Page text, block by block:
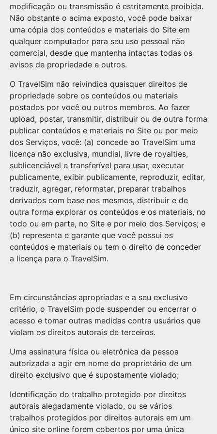
modificação ou transmissão é estritamente proibida.
Não obstante o acima exposto, você pode baixar
uma cópia dos conteúdos e materiais do Site em
qualquer computador para seu uso pessoal não
comercial, desde que mantenha intactas todas os
avisos de propriedade e outros.
O TravelSim não reivindica quaisquer direitos de
propriedade sobre os conteúdos ou materiais
postados por você ou outros membros. Ao fazer
upload, postar, transmitir, distribuir ou de outra forma
publicar conteúdos e materiais no Site ou por meio
dos Serviços, você: (a) concede ao TravelSim uma
licença não exclusiva, mundial, livre de royalties,
sublicenciável e transferível para usar, executar
publicamente, exibir publicamente, reproduzir, editar,
traduzir, agregar, reformatar, preparar trabalhos
derivados com base nos mesmos, distribuir e de
outra forma explorar os conteúdos e os materiais, no
todo ou em parte, no Site e por meio dos Serviços; e
(b) representa e garante que você possui os
conteúdos e materiais ou tem o direito de conceder
a licença para o TravelSim.
Em circunstâncias apropriadas e a seu exclusivo
critério, o TravelSim pode suspender ou encerrar o
acesso e tomar outras medidas contra usuários que
violam os direitos autorais de terceiros.
Uma assinatura física ou eletrônica da pessoa
autorizada a agir em nome do proprietário de um
direito exclusivo que é supostamente violado;
Identificação do trabalho protegido por direitos
autorais alegadamente violado, ou se vários
trabalhos protegidos por direitos autorais em um
único site online forem cobertos por uma única